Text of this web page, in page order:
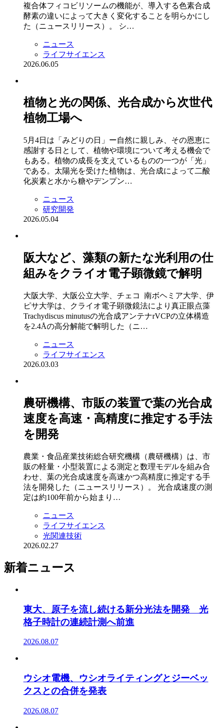
複合体フィコビリソームの機能が、導入する色素合成
酵素の違いによって大きく変化することを明らかにし
た（ニュースリリース）。 シ…
ニュース
ライフサイエンス
2026.06.05
植物と光の関係、光合成から次世代
植物工場へ
5月4日は「みどりの日」ー自然に親しみ、その恩恵に
感謝する日として、植物や環境について考える機会で
もある。植物の成長を支えているものの一つが「光」
である。太陽光を受けた植物は、光合成によって二酸
化炭素と水から糖やデンプン…
ニュース
研究開発
2026.05.04
阪大など、藻類の新たな光利用の仕
組みをクライオ電子顕微鏡で解明
大阪大学、大阪公立大学、チェコ 南ボヘミア大学、伊
ピサ大学は、クライオ電子顕微鏡法により真正眼点藻
Trachydiscus minutusの光合成アンテナrVCPの立体構造
を2.4Åの高分解能で解明した（ニ…
ニュース
ライフサイエンス
2026.03.03
農研機構、市販の装置で葉の光合成
速度を高速・高精度に推定する手法
を開発
農業・食品産業技術総合研究機構（農研機構）は、市
販の軽量・小型装置による測定と数理モデルを組み合
わせ、葉の光合成速度を高速かつ高精度に推定する手
法を開発した（ニュースリリース）。 光合成速度の測
定は約100年前から始まり…
ニュース
ライフサイエンス
光関連技術
2026.02.27
新着ニュース
東大、原子を流し続ける新分光法を開発 光
格子時計の連続計測へ前進
2026.08.07
ウシオ電機、ウシオライティングとジーベッ
クスとの合併を発表
2026.08.07